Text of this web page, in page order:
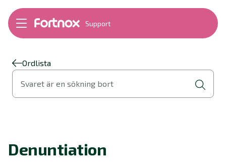
Support
Bokföring
Fakturering
Byt till Fortnox
Felsökning
Support Play
Ordlista
Svaret är en sökning bort
Denuntiation